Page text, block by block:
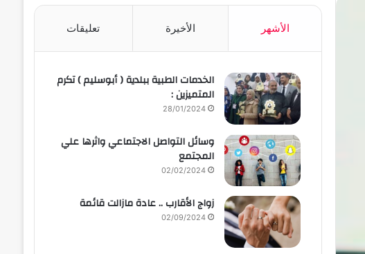
الأشهر الأخيرة تعليقات
الخدمات الطبية ببلدية ( أبوسليم ) تكرم
المتميزين :
28/01/2024
وسائل التواصل الاجتماعي واثرها علي
المجتمع
02/02/2024
زواج الأقارب .. عادة مازالت قائمة
02/09/2024